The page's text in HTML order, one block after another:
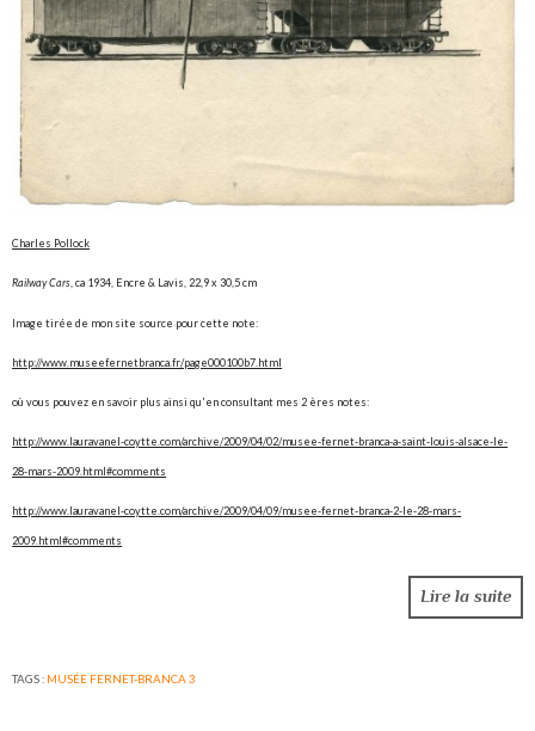
Charles Pollock
Railway Cars, ca 1934, Encre & Lavis, 22,9 x 30,5 cm
Image tirée de mon site source pour cette note:
http://www.museefernetbranca.fr/page000100b7.html
où vous pouvez en savoir plus ainsi qu'en consultant mes 2 ères notes:
http://www.lauravanel-coytte.com/archive/2009/04/02/musee-fernet-branca-a-saint-louis-alsace-le-
28-mars-2009.html#comments
http://www.lauravanel-coytte.com/archive/2009/04/09/musee-fernet-branca-2-le-28-mars-
2009.html#comments
Lire la suite
TAGS : MUSÉE FERNET-BRANCA 3